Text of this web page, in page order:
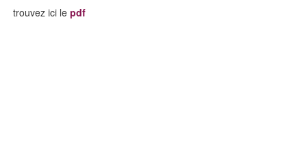
trouvez ici le pdf